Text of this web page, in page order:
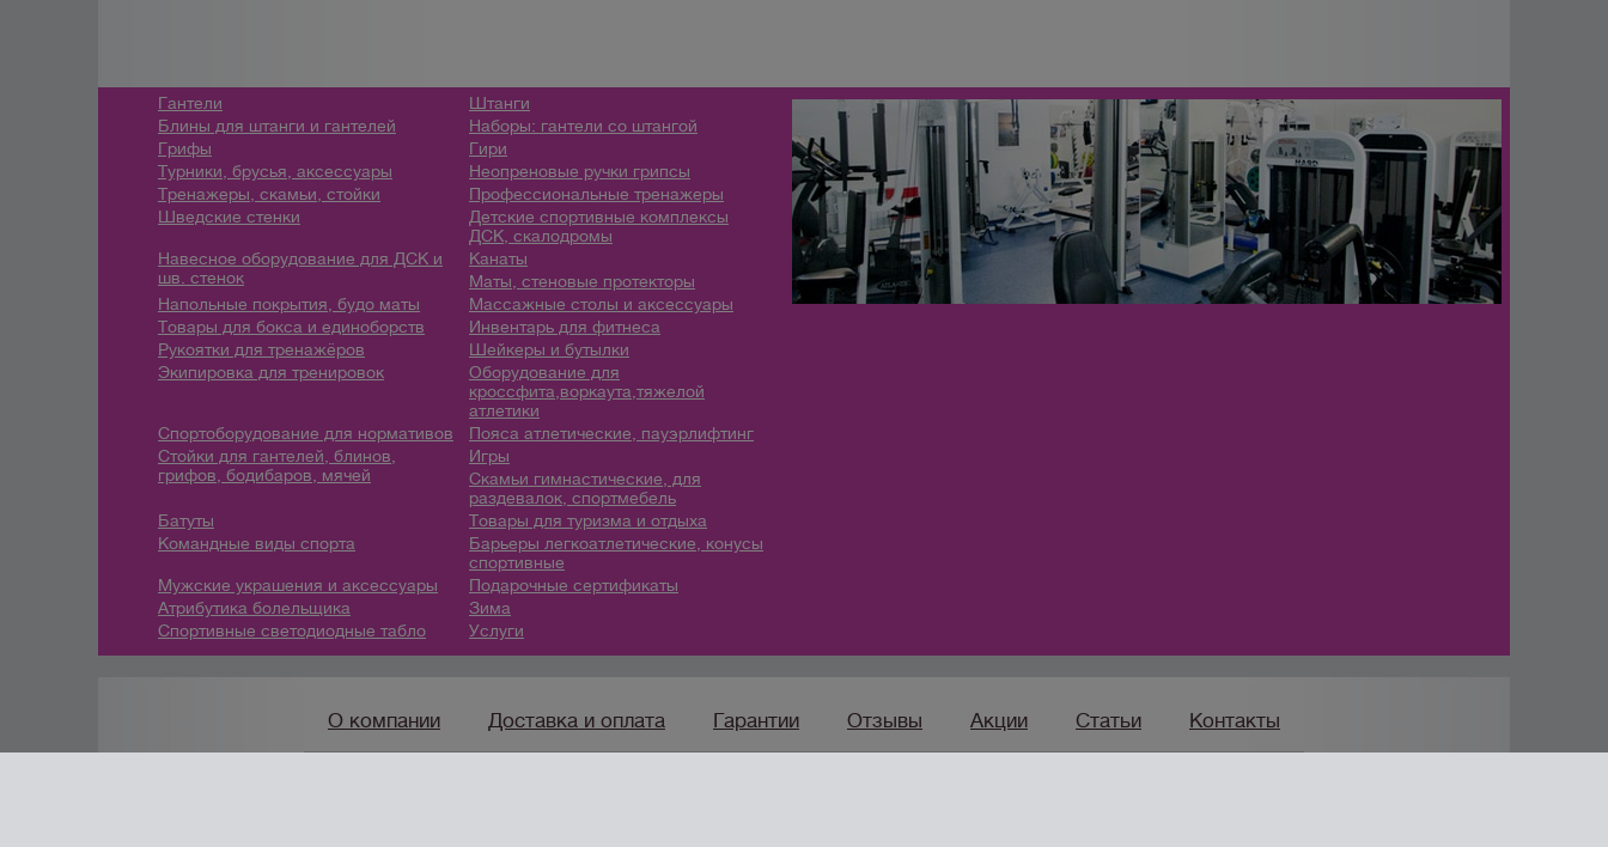
Гантели
Штанги
Блины для штанги и гантелей
Наборы: гантели со штангой
Грифы
Гири
Турники, брусья, аксессуары
Неопреновые ручки грипсы
Тренажеры, скамьи, стойки
Профессиональные тренажеры
Шведские стенки
Детские спортивные комплексы
ДСК, скалодромы
Навесное оборудование для ДСК и
шв. стенок
Канаты
Маты, стеновые протекторы
Напольные покрытия, будо маты
Массажные столы и аксессуары
Товары для бокса и единоборств
Инвентарь для фитнеса
Рукоятки для тренажёров
Шейкеры и бутылки
Экипировка для тренировок
Оборудование для
кроссфита,воркаута,тяжелой
атлетики
Спортоборудование для нормативов
Пояса атлетические, пауэрлифтинг
Стойки для гантелей, блинов,
грифов, бодибаров, мячей
Игры
Скамьи гимнастические, для
раздевалок, спортмебель
Батуты
Товары для туризма и отдыха
Командные виды спорта
Барьеры легкоатлетические, конусы
спортивные
Мужские украшения и аксессуары
Подарочные сертификаты
Атрибутика болельщика
Зима
Спортивные светодиодные табло
Услуги
О компании Доставка и оплата Гарантии Отзывы Акции Статьи Контакты